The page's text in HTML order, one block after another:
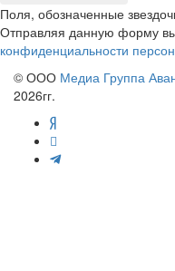
Поля, обозначенные
Отправляя данную форму
конфиденциальности
© ООО Медиа Группа
2026гг.